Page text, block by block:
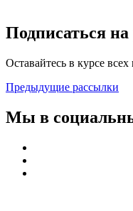
Подписаться
Оставайтесь в курсе всех
Предыдущие рассылки
Мы в